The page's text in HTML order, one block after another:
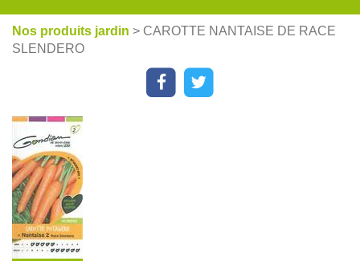
Nos produits jardin > CAROTTE NANTAISE DE RACE
SLENDERO